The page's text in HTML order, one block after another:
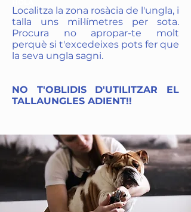
Localitza la zona rosàcia de l'ungla, i
talla uns mil·límetres per sota.
Procura no apropar-te molt
perquè si t'excedeixes pots fer que
la seva ungla sagni.
NO T'OBLIDIS D'UTILITZAR EL
TALLAUNGLES ADIENT!!